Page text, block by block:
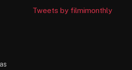
Tweets by filmimonthly